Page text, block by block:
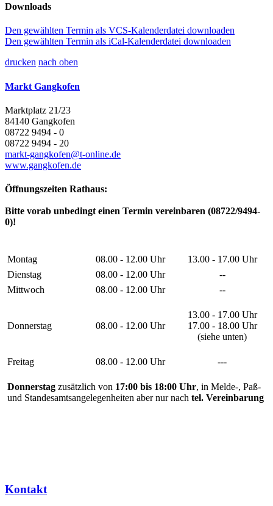
Downloads
Den gewählten Termin als VCS-Kalenderdatei downloaden
Den gewählten Termin als iCal-Kalenderdatei downloaden
drucken nach oben
Markt Gangkofen
Marktplatz 21/23
84140 Gangkofen
08722 9494 - 0
08722 9494 - 20
markt-gangkofen@t-online.de
www.gangkofen.de
Öffnungszeiten Rathaus:
Bitte vorab unbedingt einen Termin vereinbaren (08722/9494-
0)!
Montag 08.00 - 12.00 Uhr
13.00 - 17.00 Uhr
Dienstag
08.00 - 12.00 Uhr
--
Mittwoch
08.00 - 12.00 Uhr --
Donnerstag 08.00 - 12.00 Uhr
13.00 - 17.00 Uhr
17.00 - 18.00 Uhr
(siehe unten)
Freitag 08.00 - 12.00 Uhr ---
Donnerstag zusätzlich von 17:00 bis 18:00 Uhr, in Melde-, Paß-
und Standesamtsangelegenheiten aber nur nach tel. Vereinbarung
Kontakt